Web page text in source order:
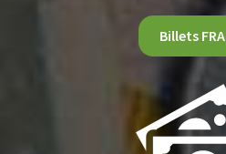
Billets